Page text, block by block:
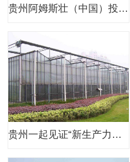
贵州阿姆斯壮（中国）投资有限公司
贵州一起见证“新生产力时代”